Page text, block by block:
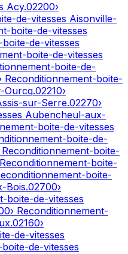
Acy.02200›
de-vitesses Aisonville-
boite-de-vitesses
de-vitesses
boite-de-vitesses
boite-de-
Reconditionnement-boite-
Ourcq.02210›
sur-Serre.02270›
Aubencheul-aux-
boite-de-vitesses
boite-de-
Reconditionnement-boite-
boite-
boite-
Bois.02700›
boite-de-vitesses
› Reconditionnement-
.02160›
de-vitesses
de-vitesses